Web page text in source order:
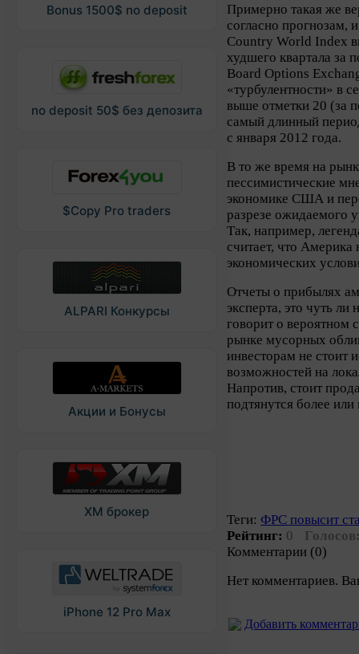
Bonus 1500$ no deposit
no deposit 50$ без депозита
$Copy Pro traders
ALPARI Конкурсы
Акции и Бонусы
XM брокер
iPhone 12 Pro Max
Примерно такая же
согласно прогнозам,
Country World Index
худшего квартала за
Board Options
«турбулентности» в
выше отметки 20 (за
самый длинный
с января 2012 года.
В то же время на
пессимистические
экономике США и
разрезе ожидаемого
Так, например,
считает, что
экономических
Отчеты о прибылях
эксперта, это чуть
говорит о вероятном
рынке мусорных
инвесторам не стоит
возможностей на
Напротив, стоит
подтянутся более
Теги: ФРС повысит
Рейтинг: 0
Комментарии (0)
Нет комментариев.
Добавить